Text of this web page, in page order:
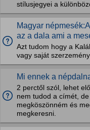
stílusjegyei a
Magyar
az a dala ami a
Azt tudom hogy a
vagy saját
Mi ennek a
2 perctől szól, lehet
nem tudod a címét,
megköszönném és
megkeresni.